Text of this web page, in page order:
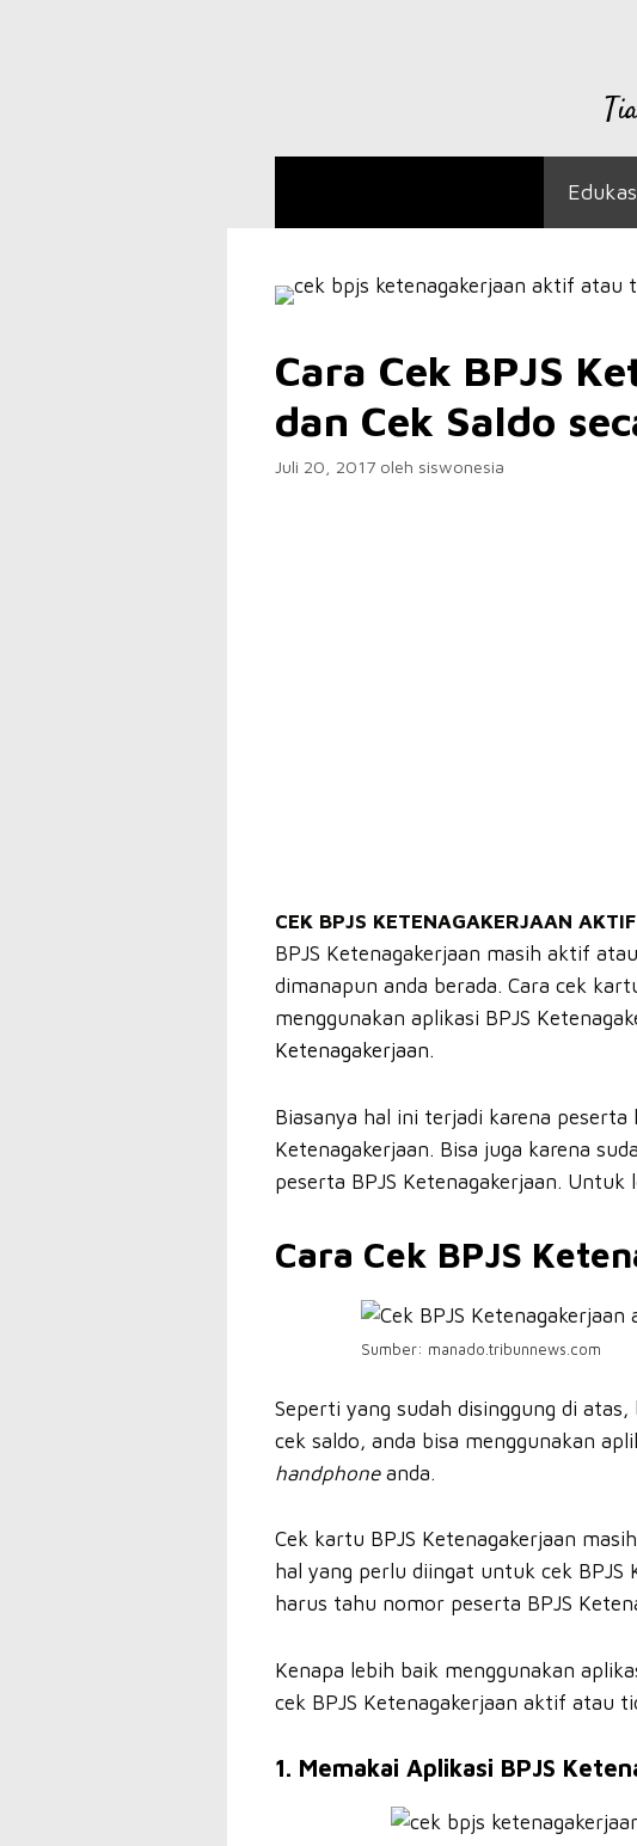
Cara Cek BPJS
dan Cek Saldo
Juli 20, 2017 oleh siswonesia
CEK BPJS KETENAGAKERJAAN
BPJS Ketenagakerjaan masih aktif
dimanapun anda berada. Cara cek
menggunakan aplikasi BPJS
Ketenagakerjaan.
Biasanya hal ini terjadi karena peserta
Ketenagakerjaan. Bisa juga karena
peserta BPJS Ketenagakerjaan.
Cara Cek BPJS
Sumber: manado.tribunnews.com
Seperti yang sudah disinggung di
cek saldo, anda bisa menggunakan
handphoneanda.
Cek kartu BPJS Ketenagakerjaan
hal yang perlu diingat untuk cek
harus tahu nomor peserta BPJS
Kenapa lebih baik menggunakan
cek BPJS Ketenagakerjaan aktif atau
1. Memakai Aplikasi BPJS